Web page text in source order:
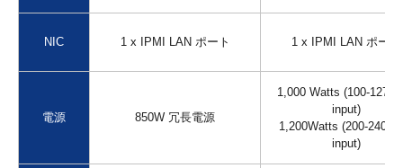
NIC 1 x IPMI LAN ポート 1 x IPMI LAN ポート
電源 850W 冗長電源
1,000 Watts (100-127V
input)
1,200Watts (200-240V
input)